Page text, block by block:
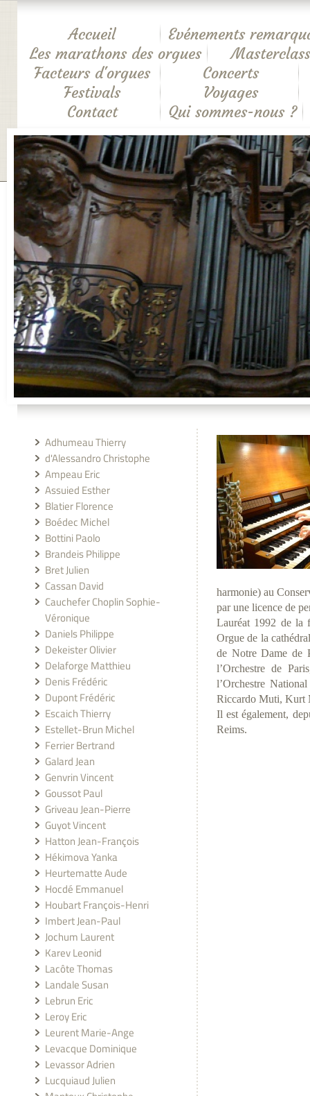
Accueil
Evénements
Les marathons des orgues
Facteurs d'orgues
Concerts
Festivals
Voyages
Contact
Qui sommes-nous ?
Adhumeau Thierry
d'Alessandro Christophe
Ampeau Eric
Assuied Esther
Blatier Florence
Boédec Michel
Bottini Paolo
Brandeis Philippe
Bret Julien
Cassan David
Cauchefer Choplin Sophie-
Véronique
Daniels Philippe
Dekeister Olivier
Delaforge Matthieu
Denis Frédéric
Dupont Frédéric
Escaich Thierry
Estellet-Brun Michel
Ferrier Bertrand
Galard Jean
Genvrin Vincent
Goussot Paul
Griveau Jean-Pierre
Guyot Vincent
Hatton Jean-François
Hékimova Yanka
Heurtematte Aude
Hocdé Emmanuel
Houbart François-Henri
Imbert Jean-Paul
Jochum Laurent
Karev Leonid
Lacôte Thomas
Landale Susan
Lebrun Eric
Leroy Eric
Leurent Marie-Ange
Levacque Dominique
Levassor Adrien
Lucquiaud Julien
harmonie) au
par une licence de
Lauréat 1992 de la
Orgue de la
de Notre Dame de
l’Orchestre de
l’Orchestre
Riccardo Muti, Kurt
Il est également,
Reims.